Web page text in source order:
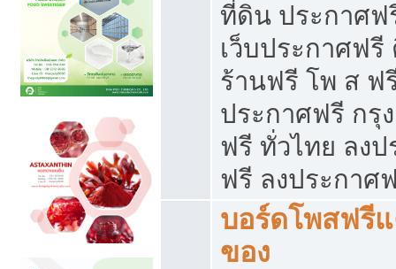
ที่ดิน ประกาศฟ
เว็บประกาศฟ
ร้านฟรี โพ ส ฟ
ประกาศฟรี กรุ
ฟรี ทั่วไทย ลง
ฟรี ลงประกาศ
บอร์ดโพสฟรี
ของ